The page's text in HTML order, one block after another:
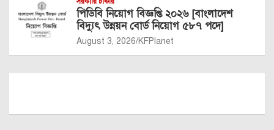
পিডিবি নিয়োগ বিজ্ঞপ্তি ২০২৬ [বাংলাদেশ
বিদ্যুৎ উন্নয়ন বোর্ড নিয়োগ ৫৮৭ পদে]
August 3, 2026 KFPlanet